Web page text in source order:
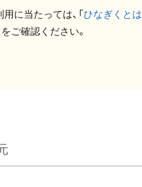
に当たっては、「ひなぎくとは
ご確認ください。